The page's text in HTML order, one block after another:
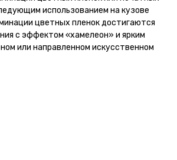
использованием на кузове
цветных пленок достигаются
с эффектом «хамелеон» и ярким
или направленном искусственном